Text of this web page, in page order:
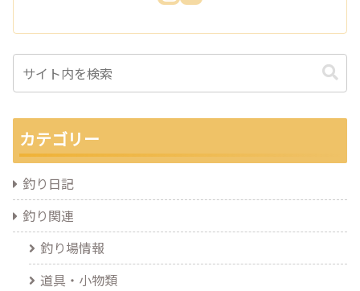
カテゴリー
釣り日記
釣り関連
釣り場情報
道具・小物類